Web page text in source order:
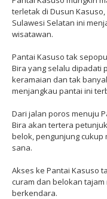
terletak di Dusun
Sulawesi Selatan ini
wisatawan.
Pantai Kasuso tak
Bira yang selalu dipadati
keramaian dan tak
menjangkau pantai ini
Dari jalan poros menuju
Bira akan tertera
belok, pengunjung
sana.
Akses ke Pantai Kasuso
curam dan belokan
berkendara.